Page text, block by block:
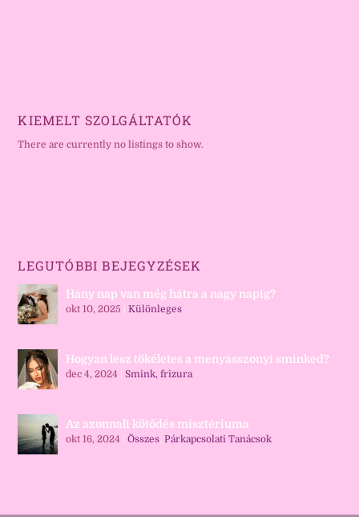
KIEMELT SZOLGÁLTATÓK
There are currently no listings to show.
LEGUTÓBBI BEJEGYZÉSEK
Hány nap van még hátra a nagy napig?
okt 10, 2025 |Különleges
Hogyan lesz tökéletes a menyasszonyi sminked?
dec 4, 2024 |Smink, frizura
Az azonnali kötődés misztériuma
okt 16, 2024 |Összes,Párkapcsolati Tanácsok